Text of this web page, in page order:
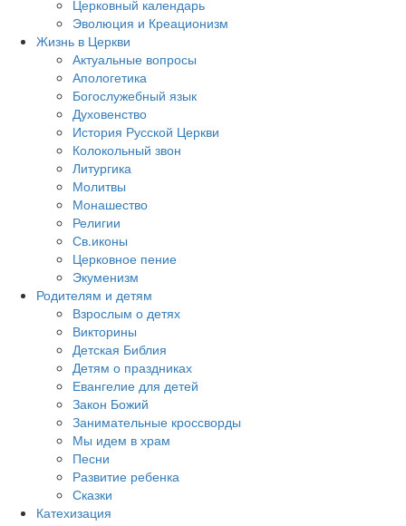
Церковный календарь
Эволюция и Креационизм
Жизнь в Церкви
Актуальные вопросы
Апологетика
Богослужебный язык
Духовенство
История Русской Церкви
Колокольный звон
Литургика
Молитвы
Монашество
Религии
Св.иконы
Церковное пение
Экуменизм
Родителям и детям
Взрослым о детях
Викторины
Детская Библия
Детям о праздниках
Евангелие для детей
Закон Божий
Занимательные кроссворды
Мы идем в храм
Песни
Развитие ребенка
Сказки
Катехизация